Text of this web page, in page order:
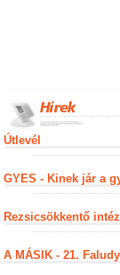
Útlevél
GYES - Kinek jár a
Rezsicsökkentő
A MÁSIK - 21.